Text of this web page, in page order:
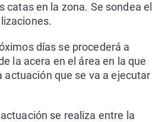
catas en la zona. Se sondea el
días se procederá a
la acera en el área en la que
actuación que se va a ejecutar
se realiza entre la